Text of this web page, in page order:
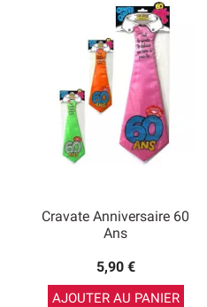
Cravate Anniversaire 60
Ans
5,90 €
AJOUTER AU PANIER